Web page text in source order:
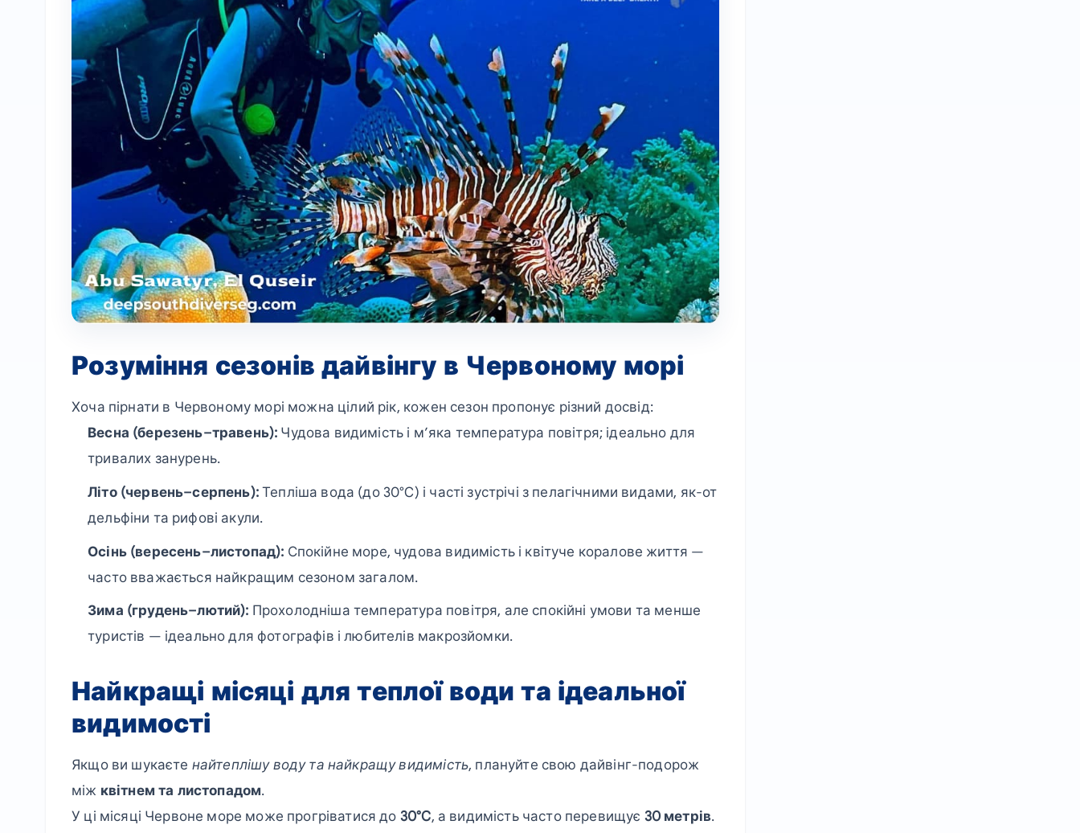
Розуміння сезонів дайвінгу в Червоному морі
Хоча пірнати в Червоному морі можна цілий рік, кожен сезон пропонує різний досвід:
Весна (березень–травень): Чудова видимість і м’яка температура повітря; ідеально для
тривалих занурень.
Літо (червень–серпень):Тепліша вода (до 30°C) і часті зустрічі з пелагічними видами, як-от
дельфіни та рифові акули.
Осінь (вересень–листопад): Спокійне море, чудова видимість і квітуче коралове життя —
часто вважається найкращим сезоном загалом.
Зима (грудень–лютий): Прохолодніша температура повітря, але спокійні умови та менше
туристів — ідеально для фотографів і любителів макрозйомки.
Найкращі місяці для теплої води та ідеальної
видимості
Якщо ви шукаєте найтеплішу воду та найкращу видимість, плануйте свою дайвінг-подорож
між квітнем та листопадом.
У ці місяці Червоне море може прогріватися до 30°C, а видимість часто перевищує 30 метрів.